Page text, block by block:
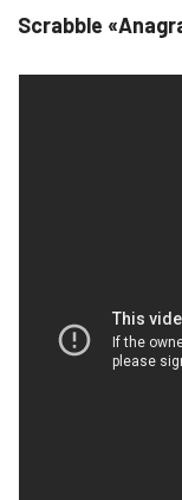
Scrabble